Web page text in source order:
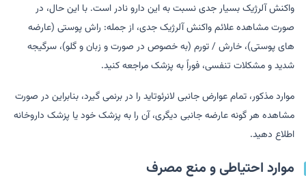
واکنش آلرژیک بسیار جدی نسبت به این دارو نادر است. با این حال، در
صورت مشاهده علائم واکنش آلرژیک جدی، از جمله: راش پوستی (عارضه
های پوستی)، خارش / تورم (به خصوص در صورت و زبان و گلو)، سرگیجه
شدید و مشکلات تنفسی، فوراً به پزشک مراجعه کنید.
موارد مذکور، تمام عوارض جانبی لانرئوتاید را در برنمی گیرد، بنابراین در صورت
مشاهده هر گونه عارضه جانبی دیگری، آن را به پزشک خود یا پزشک داروخانه
اطلاع دهید.
موارد احتیاطی و منع مصرف